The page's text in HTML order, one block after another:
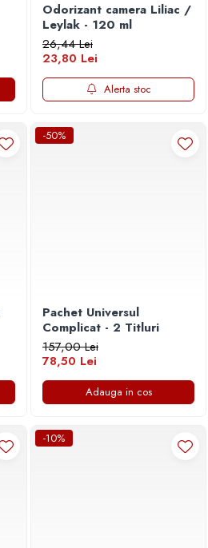
Odorizant camera Liliac /
Leylak - 120 ml
26,44 Lei
23,80 Lei
Alerta stoc
-50%
Pachet Universul
Complicat - 2 Titluri
157,00 Lei
78,50 Lei
Adauga in cos
-10%